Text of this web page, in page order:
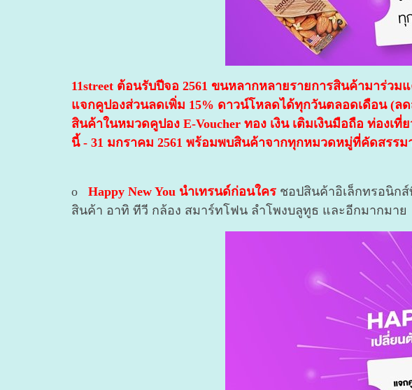
11street ต้อนรับปีจอ 2561 ขนหลากหลายรายการสินค้ามาร่ว
แจกคูปองส่วนลดเพิ่ม 15% ดาวน์โหลดได้ทุกวันตลอดเดือน (ล
สินค้าในหมวดคูปอง E-Voucher ทอง เงิน เติมเงินมือถือ ท่องเ
นี้ - 31 มกราคม 2561 พร้อมพบสินค้าจากทุกหมวดหมู่ที่คัดสรรม
o Happy New You นำเทรนด์ก่อนใคร ชอปสินค้าอิเล็กทรอนิก
สินค้า อาทิ ทีวี กล้อง สมาร์ทโฟน ลำโพงบลูทูธ และอีกมากมาย